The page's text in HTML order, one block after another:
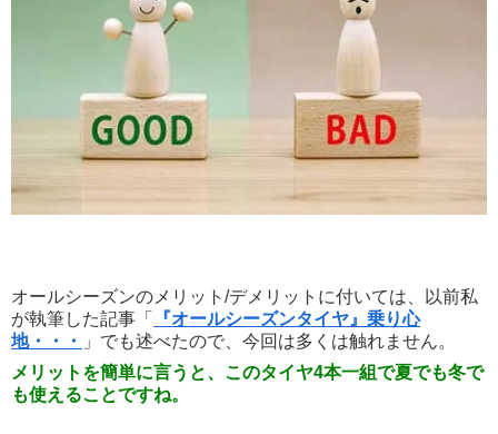
オールシーズンのメリット/デメリットに付いては、以前私
が執筆した記事「
『オールシーズンタイヤ』乗り心
地・・・
」でも述べたので、今回は多くは触れません。
メリットを簡単に言うと、このタイヤ4本一組で夏でも冬で
も使えることですね。